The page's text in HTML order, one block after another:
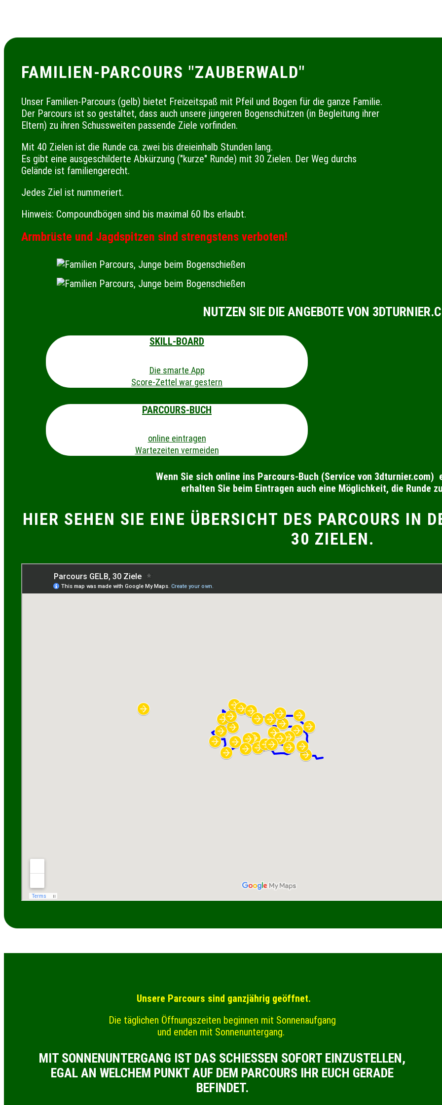
FAMILIEN-PARCOURS "ZAUBERWALD"
Unser Familien-Parcours (gelb) bietet Freizeitspaß mit Pfeil und Bogen für die ganze Familie.
Der Parcours ist so gestaltet, dass auch unsere jüngeren Bogenschützen (in Begleitung ihrer
Eltern) zu ihren Schussweiten passende Ziele vorfinden.
Mit 40 Zielen ist die Runde ca. zwei bis dreieinhalb Stunden lang.
Es gibt eine ausgeschilderte Abkürzung ("kurze" Runde) mit 30 Zielen. Der Weg durchs
Gelände ist familiengerecht.
Jedes Ziel ist nummeriert.
Hinweis: Compoundbögen sind bis maximal 60 lbs erlaubt.
Armbrüste und Jagdspitzen sind strengstens verboten!
NUTZEN SIE DIE ANGEBOTE VON
SKILL-BOARD
Die smarte App
Score-Zettel war gestern
PARCOURS-BUCH
online eintragen
Wartezeiten vermeiden
Wenn Sie sich online ins Parcours-Buch (Service von 3dturnier.com)
erhalten Sie beim Eintragen auch eine Möglichkeit, die Runde
HIER SEHEN SIE EINE ÜBERSICHT DES PARCOURS IN
30 ZIELEN.
Unsere Parcours sind ganzjährig geöffnet.
Die täglichen Öffnungszeiten beginnen mit Sonnenaufgang
und enden mit Sonnenuntergang.
MIT SONNENUNTERGANG IST DAS SCHIESSEN SOFORT EINZUSTELLEN, E
GAL AN WELCHEM PUNKT AUF DEM PARCOURS IHR EUCH GERADE B
EFINDET.